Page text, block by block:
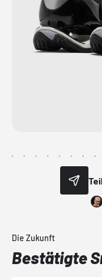
Die Zukunft
Bestätigte